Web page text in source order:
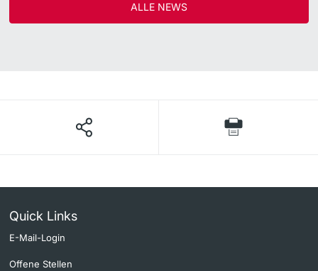
ALLE NEWS
Quick Links
E-Mail-Login
Offene Stellen